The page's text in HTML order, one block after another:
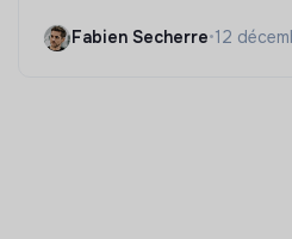
Fabien Secherre•12